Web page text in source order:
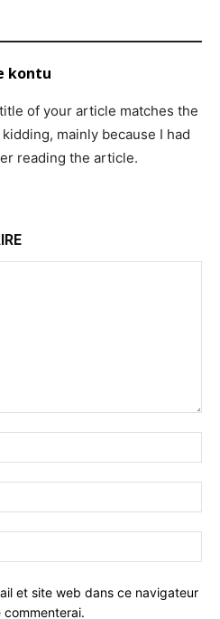
kontu
of your article matches the
mainly because I had
reading the article.
et site web dans ce navigateur